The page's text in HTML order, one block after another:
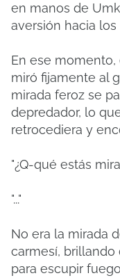
en manos de
aversión hacia los
En ese
miró fijamente al
mirada feroz se
depredador, lo
retrocediera y
"¿Q-qué estás
"..."
No era la mirada
carmesí, brillando
para escupir